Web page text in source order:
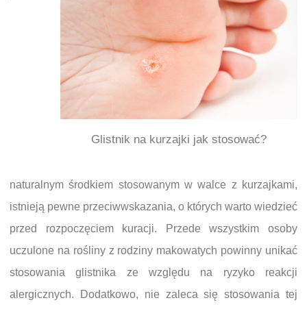
Glistnik na kurzajki jak stosować?
naturalnym środkiem stosowanym w walce z kurzajkami,
istnieją pewne przeciwwskazania, o których warto wiedzieć
przed rozpoczęciem kuracji. Przede wszystkim osoby
uczulone na rośliny z rodziny makowatych powinny unikać
stosowania glistnika ze względu na ryzyko reakcji
alergicznych. Dodatkowo, nie zaleca się stosowania tej